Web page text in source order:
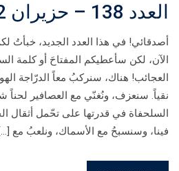
العدد 138 – حزيران 2022
أصدقائي! في هذا العدد الجديد، خبأتُ
الآن، لكن سأعطيكم المفتاحَ أو كلمة
العجائب! هناك، سنركبُ معاً الدرّاجة
نقياً. سنعزف، ونُغنّي مع العصافير لحناً
السلحفاة في قدرتها على تحّمل أثقال
فينا، وسنسبحُ مع الأسماك، ونلعبُ مع […]